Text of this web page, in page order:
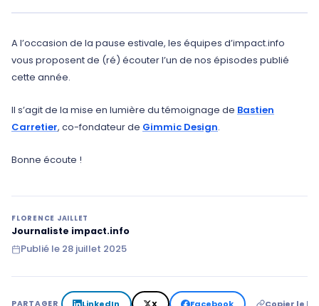
A l’occasion de la pause estivale, les équipes d’impact.info
vous proposent de (ré) écouter l’un de nos épisodes publié
cette année.
Il s’agit de la mise en lumière du témoignage de Bastien
Carretier, co-fondateur de Gimmic Design.
Bonne écoute !
FLORENCE JAILLET
Journaliste impact.info
Publié le 28 juillet 2025
PARTAGER LinkedIn X Facebook Copier le